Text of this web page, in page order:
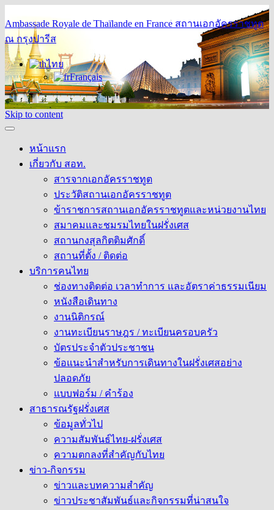
Ambassade Royale de Thaïlande en France สถานเอกอัครราชทูต
ณ กรุงปารีส
ไทย
Français
Skip to content
หน้าแรก
เกี่ยวกับ สอท.
สารจากเอกอัครราชทูต
ประวัติสถานเอกอัครราชทูต
ข้าราชการสถานเอกอัครราชทูตและหน่วยงานไทย
สมาคมและชมรมไทยในฝรั่งเศส
สถานกงสุลกิตติมศักดิ์
สถานที่ตั้ง / ติดต่อ
บริการคนไทย
ช่องทางติดต่อ เวลาทำการ และอัตราค่าธรรมเนียม
หนังสือเดินทาง
งานนิติกรณ์
งานทะเบียนราษฎร / ทะเบียนครอบครัว
บัตรประจำตัวประชาชน
ข้อแนะนำสำหรับการเดินทางในฝรั่งเศสอย่าง
ปลอดภัย
แบบฟอร์ม / คำร้อง
สาธารณรัฐฝรั่งเศส
ข้อมูลทั่วไป
ความสัมพันธ์ไทย-ฝรั่งเศส
ความตกลงที่สำคัญกับไทย
ข่าว-กิจกรรม
ข่าวและบทความสำคัญ
ข่าวประชาสัมพันธ์และกิจกรรมที่น่าสนใจ